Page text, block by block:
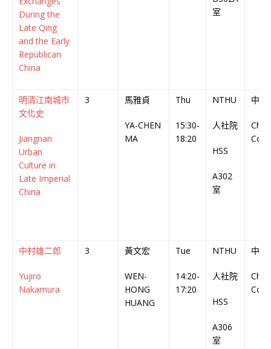
During the
Late Qing
and the Early
Republican
China
室
明清江南城市
文化史
Jiangnan
Urban
Culture in
Late Imperial
China
3 馬雅貞
YA-CHEN
MA
Thu
15:30-
18:20
NTHU
人社院
HSS
A302
室
中文
中村雄二郎
Yujiro
Nakamura
3 黃文宏
WEN-
HONG
HUANG
Tue
14:20-
17:20
NTHU
人社院
HSS
A306
室
中文